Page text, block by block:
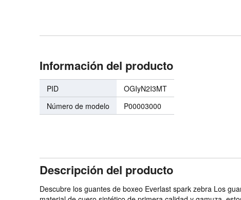
Información del producto
PID
OGIyN2I3MT
Número de modelo
P00003000
Descripción del producto
Descubre los guantes de boxeo Everlast spark zebra Los